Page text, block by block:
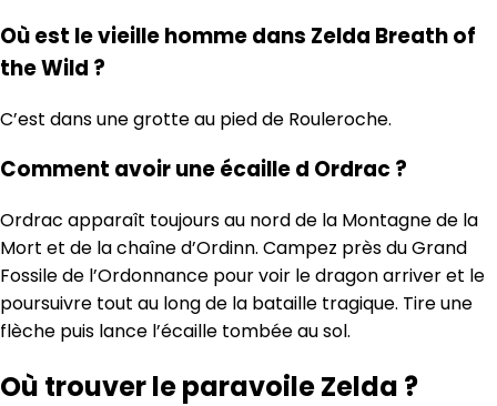
Où est le vieille homme dans Zelda Breath of
the Wild ?
C’est dans une grotte au pied de Rouleroche.
Comment avoir une écaille d Ordrac ?
Ordrac apparaît toujours au nord de la Montagne de la
Mort et de la chaîne d’Ordinn. Campez près du Grand
Fossile de l’Ordonnance pour voir le dragon arriver et le
poursuivre tout au long de la bataille tragique. Tire une
flèche puis lance l’écaille tombée au sol.
Où trouver le paravoile Zelda ?